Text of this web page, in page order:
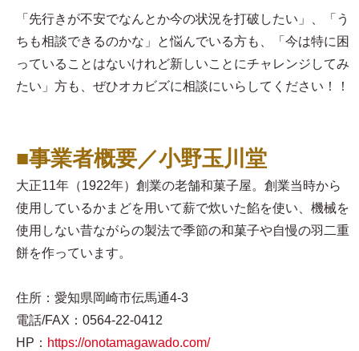
「先行きが不安でなんとか今の状況を打破したい」、「う
ちも相談できるのかな」と悩んでいる方も、「今は特に困
っていることはないけれど新しいことにチャレンジしてみ
たい」方も、ぜひオカビズに相談にいらしてください！！
■事業者概要／小野玉川堂
大正11年（1922年）創業の老舗和菓子屋。創業当時から
使用しているかまどを用いて薪で炊いた餡を使い、機械を
使用しない昔ながらの製法で季節の和菓子や自慢の羽二重
餅を作っています。
住所：愛知県岡崎市伝馬通4-3
電話/FAX：0564-22-0412
HP： https://onotamagawado.com/